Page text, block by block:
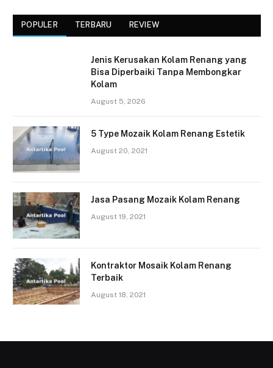
POPULER TERBARU REVIEW
Jenis Kerusakan Kolam Renang yang
Bisa Diperbaiki Tanpa Membongkar
Kolam
August 5, 2026
5 Type Mozaik Kolam Renang Estetik
August 20, 2021
Jasa Pasang Mozaik Kolam Renang
August 19, 2021
Kontraktor Mosaik Kolam Renang
Terbaik
August 18, 2021